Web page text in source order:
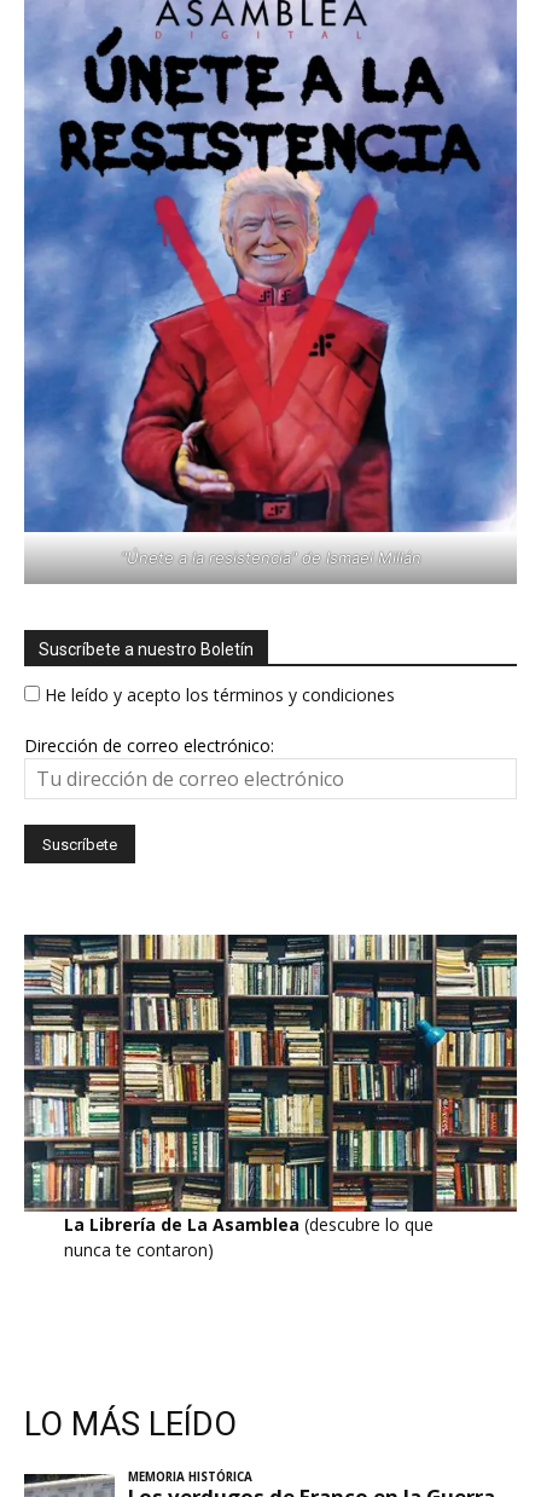
"Únete a la resistencia" de Ismael Millán
Suscríbete a nuestro Boletín
He leído y acepto los términos y condiciones
Dirección de correo electrónico:
La Librería de La Asamblea (descubre lo que
nunca te contaron)
LO MÁS LEÍDO